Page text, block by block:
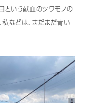
という献血のツワモノの
私などは、まだまだ青い